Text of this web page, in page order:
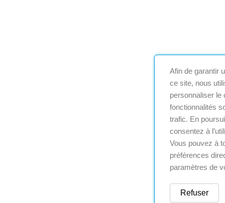
Afin de garantir
ce site, nous
personnaliser le
fonctionnalités
trafic. En
consentez à
Vous pouvez à
préférences
paramètres de
Refuser